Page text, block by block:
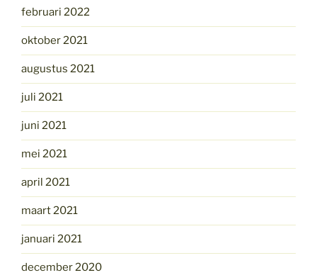
februari 2022
oktober 2021
augustus 2021
juli 2021
juni 2021
mei 2021
april 2021
maart 2021
januari 2021
december 2020